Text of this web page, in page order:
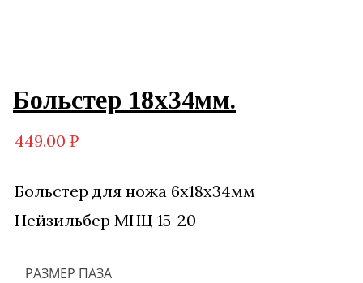
Больстер 18х34мм.
449.00 ₽
Больстер для ножа 6х18х34мм
Нейзильбер МНЦ 15-20
РАЗМЕР ПАЗА